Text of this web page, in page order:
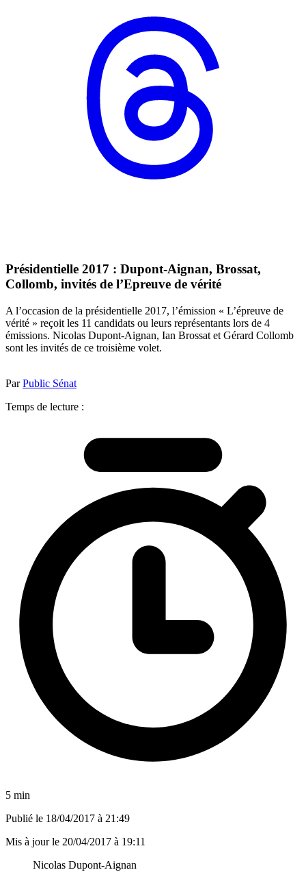
Présidentielle 2017 : Dupont-Aignan, Brossat,
Collomb, invités de l’Epreuve de vérité
A l’occasion de la présidentielle 2017, l’émission « L’épreuve de
vérité » reçoit les 11 candidats ou leurs représentants lors de 4
émissions. Nicolas Dupont-Aignan, Ian Brossat et Gérard Collomb
sont les invités de ce troisième volet.
ParPublic Sénat
Temps de lecture :
5 min
Publié le 18/04/2017 à 21:49
Mis à jour le 20/04/2017 à 19:11
Nicolas Dupont-Aignan